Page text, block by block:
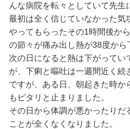
んな病院を転々としていて先生
最初は全く信じていなかった気
やってもらったその1時間後か
の節々が痛み出し熱が38度から
次の日になると熱は下がってい
が、下痢と嘔吐は一週間近く続
ですが、ある日、朝起きた時
もピタリと止まりました。
その日から体調が悪かったりだ
ことが全くなくなりました。